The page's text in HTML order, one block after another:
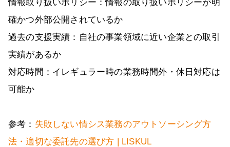
情報取り扱いポリシー：情報の取り扱いポリシーが明
確かつ外部公開されているか
過去の支援実績：自社の事業領域に近い企業との取引
実績があるか
対応時間：イレギュラー時の業務時間外・休日対応は
可能か
参考： 失敗しない情シス業務のアウトソーシング方
法・適切な委託先の選び方 | LISKUL